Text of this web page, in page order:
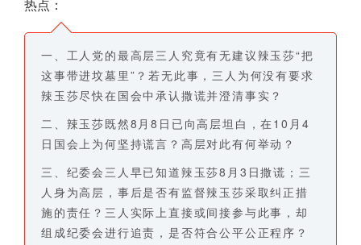
热点：
一、工人党的最高层三人究竟有无建议辣玉莎“把
这事带进坟墓里”？若无此事，三人为何没有要求
辣玉莎尽快在国会中承认撒谎并澄清事实？
二、辣玉莎既然8月8日已向高层坦白，在10月4
日国会上为何坚持谎言？高层对此有何举动？
三、纪委会三人早已知道辣玉莎8月3日撒谎；三
人身为高层，事后是否有监督辣玉莎采取纠正措
施的责任？三人实际上直接或间接参与此事，却
组成纪委会进行追责，是否符合公平公正程序？